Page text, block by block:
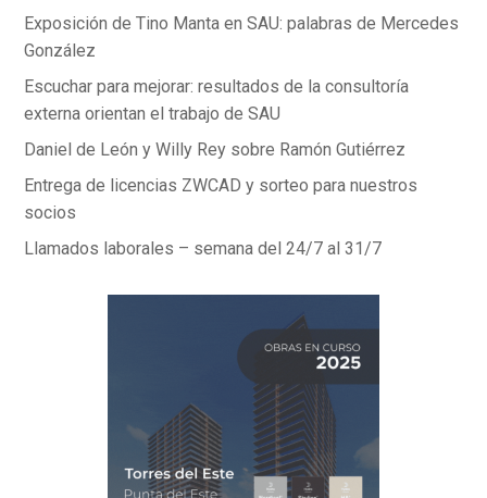
Exposición de Tino Manta en SAU: palabras de Mercedes
González
Escuchar para mejorar: resultados de la consultoría
externa orientan el trabajo de SAU
Daniel de León y Willy Rey sobre Ramón Gutiérrez
Entrega de licencias ZWCAD y sorteo para nuestros
socios
Llamados laborales – semana del 24/7 al 31/7